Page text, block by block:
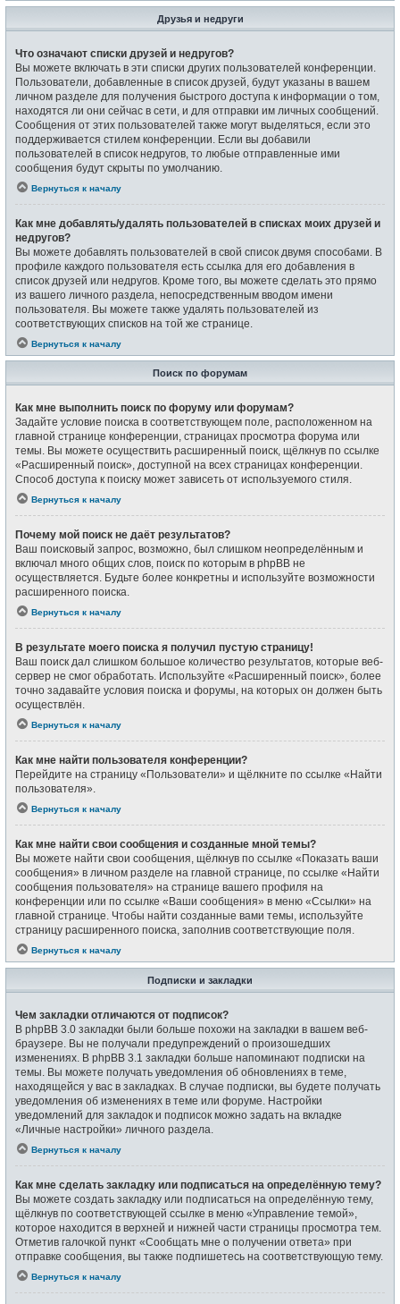
Друзья и недруги
Что означают списки друзей и недругов?
Вы можете включать в эти списки других пользователей конференции.
Пользователи, добавленные в список друзей, будут указаны в вашем
личном разделе для получения быстрого доступа к информации о том,
находятся ли они сейчас в сети, и для отправки им личных сообщений.
Сообщения от этих пользователей также могут выделяться, если это
поддерживается стилем конференции. Если вы добавили
пользователей в список недругов, то любые отправленные ими
сообщения будут скрыты по умолчанию.
Вернуться к началу
Как мне добавлять/удалять пользователей в списках моих друзей и
недругов?
Вы можете добавлять пользователей в свой список двумя способами. В
профиле каждого пользователя есть ссылка для его добавления в
список друзей или недругов. Кроме того, вы можете сделать это прямо
из вашего личного раздела, непосредственным вводом имени
пользователя. Вы можете также удалять пользователей из
соответствующих списков на той же странице.
Вернуться к началу
Поиск по форумам
Как мне выполнить поиск по форуму или форумам?
Задайте условие поиска в соответствующем поле, расположенном на
главной странице конференции, страницах просмотра форума или
темы. Вы можете осуществить расширенный поиск, щёлкнув по ссылке
«Расширенный поиск», доступной на всех страницах конференции.
Способ доступа к поиску может зависеть от используемого стиля.
Вернуться к началу
Почему мой поиск не даёт результатов?
Ваш поисковый запрос, возможно, был слишком неопределённым и
включал много общих слов, поиск по которым в phpBB не
осуществляется. Будьте более конкретны и используйте возможности
расширенного поиска.
Вернуться к началу
В результате моего поиска я получил пустую страницу!
Ваш поиск дал слишком большое количество результатов, которые веб-
сервер не смог обработать. Используйте «Расширенный поиск», более
точно задавайте условия поиска и форумы, на которых он должен быть
осуществлён.
Вернуться к началу
Как мне найти пользователя конференции?
Перейдите на страницу «Пользователи» и щёлкните по ссылке «Найти
пользователя».
Вернуться к началу
Как мне найти свои сообщения и созданные мной темы?
Вы можете найти свои сообщения, щёлкнув по ссылке «Показать ваши
сообщения» в личном разделе на главной странице, по ссылке «Найти
сообщения пользователя» на странице вашего профиля на
конференции или по ссылке «Ваши сообщения» в меню «Ссылки» на
главной странице. Чтобы найти созданные вами темы, используйте
страницу расширенного поиска, заполнив соответствующие поля.
Вернуться к началу
Подписки и закладки
Чем закладки отличаются от подписок?
В phpBB 3.0 закладки были больше похожи на закладки в вашем веб-
браузере. Вы не получали предупреждений о произошедших
изменениях. В phpBB 3.1 закладки больше напоминают подписки на
темы. Вы можете получать уведомления об обновлениях в теме,
находящейся у вас в закладках. В случае подписки, вы будете получать
уведомления об изменениях в теме или форуме. Настройки
уведомлений для закладок и подписок можно задать на вкладке
«Личные настройки» личного раздела.
Вернуться к началу
Как мне сделать закладку или подписаться на определённую тему?
Вы можете создать закладку или подписаться на определённую тему,
щёлкнув по соответствующей ссылке в меню «Управление темой»,
которое находится в верхней и нижней части страницы просмотра тем.
Отметив галочкой пункт «Сообщать мне о получении ответа» при
отправке сообщения, вы также подпишетесь на соответствующую тему.
Вернуться к началу